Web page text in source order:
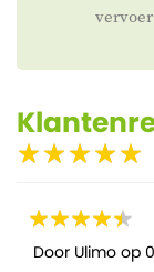
Door Ulimo op